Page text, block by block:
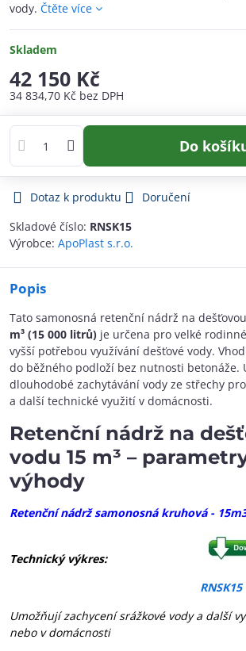
vody. Čtěte více
Skladem
42 150 Kč
34 834,70 Kč bez DPH
Do
Dotaz k produktu
Doručení
Skladové číslo: RNSK15
Výrobce: ApoPlast s.r.o.
Popis
Tato samonosná retenční nádrž na
m³ (15 000 litrů) je určena pro velké
vyšší potřebou využívání dešťové vody.
do běžného podloží bez nutnosti betonáže.
dlouhodobé zachytávání vody ze střechy
a další technické využití v domácnosti.
Retenční nádrž na
vodu 15 m³ –
výhody
Retenční nádrž samonosná kruhová -
Technický výkres:
RNSK15
Umožňují zachycení srážkové vody a další
nebo v domácnosti